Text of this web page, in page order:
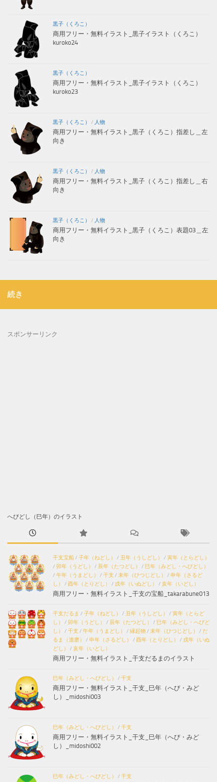
黒子（くろこ）
商用フリー・無料イラスト_黒子イラスト（くろこ）
kuroko24
黒子（くろこ）
商用フリー・無料イラスト_黒子イラスト（くろこ）
kuroko23
黒子（くろこ） / 人物
商用フリー・無料イラスト_黒子（くろこ）指差し＿左
向き
黒子（くろこ） / 人物
商用フリー・無料イラスト_黒子（くろこ）指差し＿右
向き
黒子（くろこ） / 人物
商用フリー・無料イラスト_黒子（くろこ）表題03＿左
向き
続き
スポンサーリンク
へびどし（巳年）のイラスト
干支宝船/ 子年（ねどし） / 丑年（うしどし） / 寅年（とらどし）
/ 卯年（うどし） / 辰年（たつどし） / 巳年（みどし・へびどし）
/ 午年（うまどし） / 干支 / 未年（ひつじどし） / 申年（さるど
し）
/ 酉年（とりどし） / 戌年（いぬどし） / 亥年（いどし）
商用フリー・無料イラスト_干支の宝船_takarabune013
干支だるま / 子年（ねどし） / 丑年（うしどし） / 寅年（とらど
し）
/ 卯年（うどし） / 辰年（たつどし） / 巳年（みどし・へびど
し）
/ 干支 / 午年（うまどし） / 縁起物/ 未年（ひつじどし） / だ
るま（達磨）
/ 申年（さるどし） / 酉年（とりどし） / 戌年（いぬ
どし）
/ 亥年（いどし）
商用フリー・無料イラスト_干支だるまのイラスト
巳年（みどし・へびどし） / 干支
商用フリー・無料イラスト_干支_巳年（へび・みど
し）_midoshi003
巳年（みどし・へびどし） / 干支
商用フリー・無料イラスト_干支_巳年（へび・みど
し）_midoshi002
巳年（みどし・へびどし） / 干支